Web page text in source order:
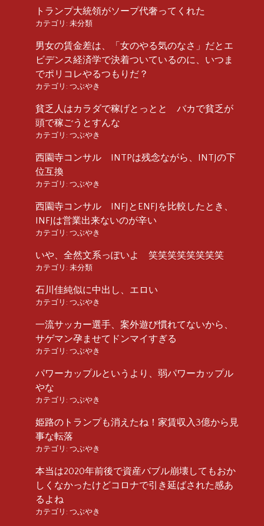
トランプ大統領がソープ代奢ってくれた
カテゴリ: 未分類
男女の賃金差は、「女のやる気のなさ」だとエ
ビデンス経済学で決着ついているのに、いつま
でポリコレやるつもりだ？
カテゴリ: つぶやき
貧乏人はカラダで稼げとっとと バカで貧乏が
頭で稼ごうとすんな
カテゴリ: つぶやき
西園寺コンサル INTPは残念ながら、INTJの下
位互換
カテゴリ: つぶやき
西園寺コンサル INFJとENFJを比較したとき、
INFJは営業出来ないのが辛い
カテゴリ: つぶやき
いや、全然文系っぽいよ 笑笑笑笑笑笑笑笑
カテゴリ: 未分類
石川佳純似に中出し、エロい
カテゴリ: つぶやき
一流サッカー選手、案外遊び慣れてないから、
サゲマン孕ませてドンマイすぎる
カテゴリ: つぶやき
パワーカップルというより、弱パワーカップル
やな
カテゴリ: つぶやき
姫路のトランプも消えたね！家賃収入3億から見
事な転落
カテゴリ: つぶやき
本当は2020年前後で資産バブル崩壊してもおか
しくなかったけどコロナで引き延ばされた感あ
るよね
カテゴリ: つぶやき